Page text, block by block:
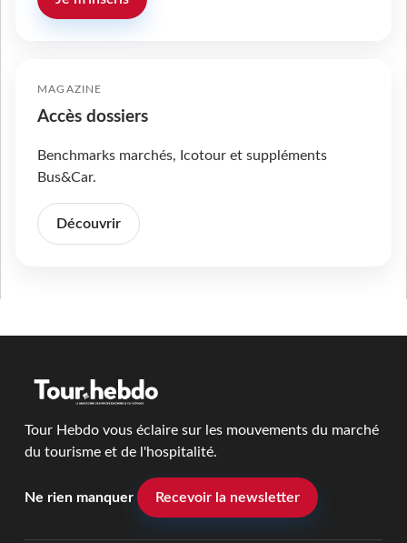
MAGAZINE
Accès dossiers
Benchmarks marchés, Icotour et suppléments
Bus&Car.
Découvrir
Tour Hebdo vous éclaire sur les mouvements du marché
du tourisme et de l'hospitalité.
Ne rien manquer Recevoir la newsletter